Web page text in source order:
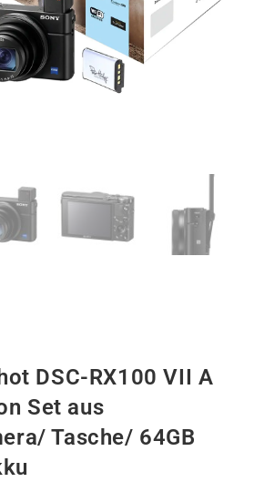
DSC-RX100 VII A
Set aus
Tasche/ 64GB